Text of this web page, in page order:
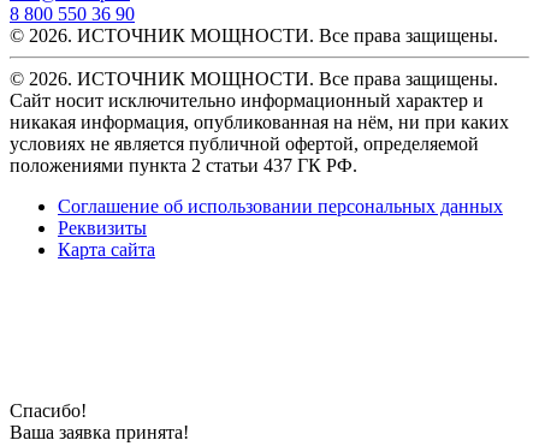
8 800 550 36 90
© 2026. ИСТОЧНИК МОЩНОСТИ. Все права защищены.
© 2026. ИСТОЧНИК МОЩНОСТИ. Все права защищены.
Сайт носит исключительно информационный характер и
никакая информация, опубликованная на нём, ни при каких
условиях не является публичной офертой, определяемой
положениями пункта 2 статьи 437 ГК РФ.
Соглашение об использовании персональных данных
Реквизиты
Карта сайта
Спасибо!
Ваша заявка принята!